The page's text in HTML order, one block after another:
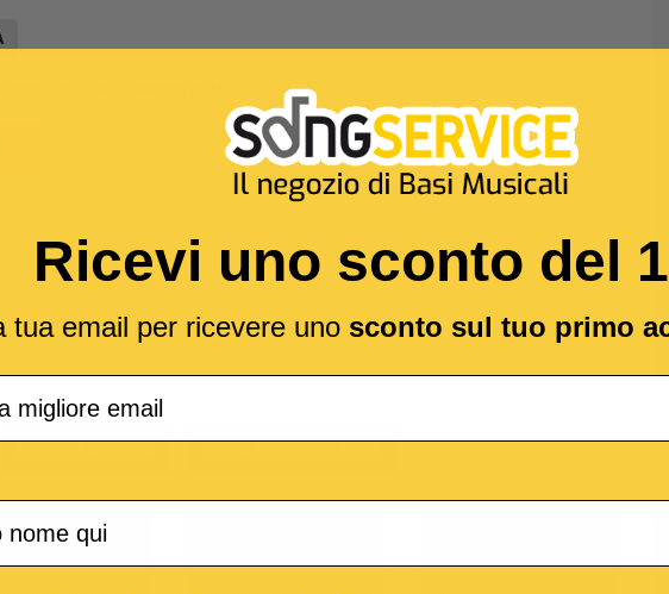
brano
Abbonamento
Allsongs
Ricevi uno sconto del
tua email per ricevere uno sconto sul tuo primo